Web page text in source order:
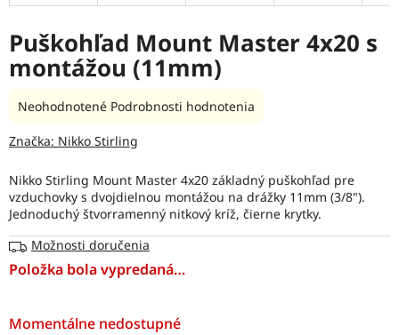
Puškohľad Mount Master 4x20 s
montážou (11mm)
Momentálne nedostupné
Možnosti doručenia
Položka bola vypredaná…
Nikko Stirling Mount Master 4x20 základný puškohľad pre
vzduchovky s dvojdielnou montážou na drážky 11mm (3/8").
Jednoduchý štvorramenný nitkový kríž, čierne krytky.
Priemerné
produktu
0,0
z
5
hviezdičiek.
Neohodnotené Podrobnosti hodnotenia
Značka: Nikko Stirling